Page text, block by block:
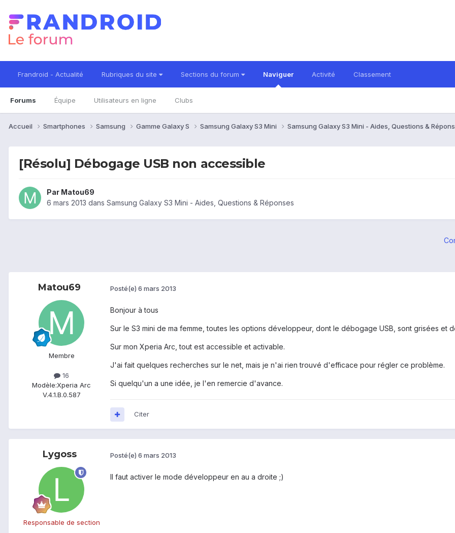
Frandroid - Actualité Rubriques du site Sections du forum Naviguer
Forums Équipe Utilisateurs en ligne Clubs
Activité Classement
Accueil Smartphones Samsung Gamme Galaxy S Samsung Galaxy S3 Mini Samsung Galaxy S3 Mini - Aides, Questions &
[Résolu] Débogage USB non accessible
Par Matou69
6 mars 2013 dans Samsung Galaxy S3 Mini - Aides, Questions & Réponses
Matou69
Membre
16
Modèle:Xperia Arc
V.4.1.B.0.587
Posté(e) 6 mars 2013
Bonjour à tous
Sur le S3 mini de ma femme, toutes les options développeur, dont le débogage USB, sont grisées et
Sur mon Xperia Arc, tout est accessible et activable.
J'ai fait quelques recherches sur le net, mais je n'ai rien trouvé d'efficace pour régler ce problème.
Si quelqu'un a une idée, je l'en remercie d'avance.
Citer
Lygoss
Responsable de section
Posté(e) 6 mars 2013
Il faut activer le mode développeur en au a droite ;)